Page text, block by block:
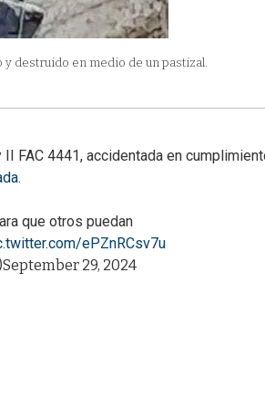
destruido en medio de un pastizal.
FAC 4441, accidentada en
.
que otros puedan
ePZnRCsv7u
September 29, 2024